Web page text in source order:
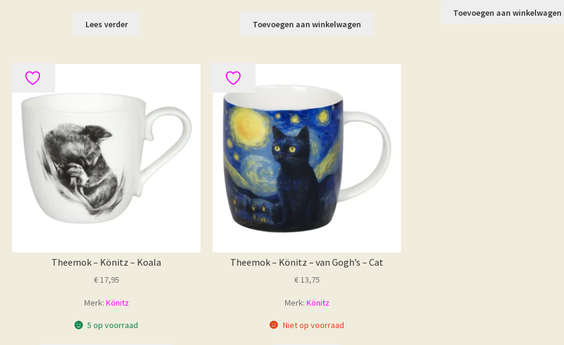
Lees verder Toevoegen aan winkelwagen
Toevoegen aan winkelwagen
Theemok – Könitz – Koala
€17,95
Merk: Könitz
5 op voorraad
Theemok – Könitz – van Gogh’s – Cat
€13,75
Merk: Könitz
Niet op voorraad